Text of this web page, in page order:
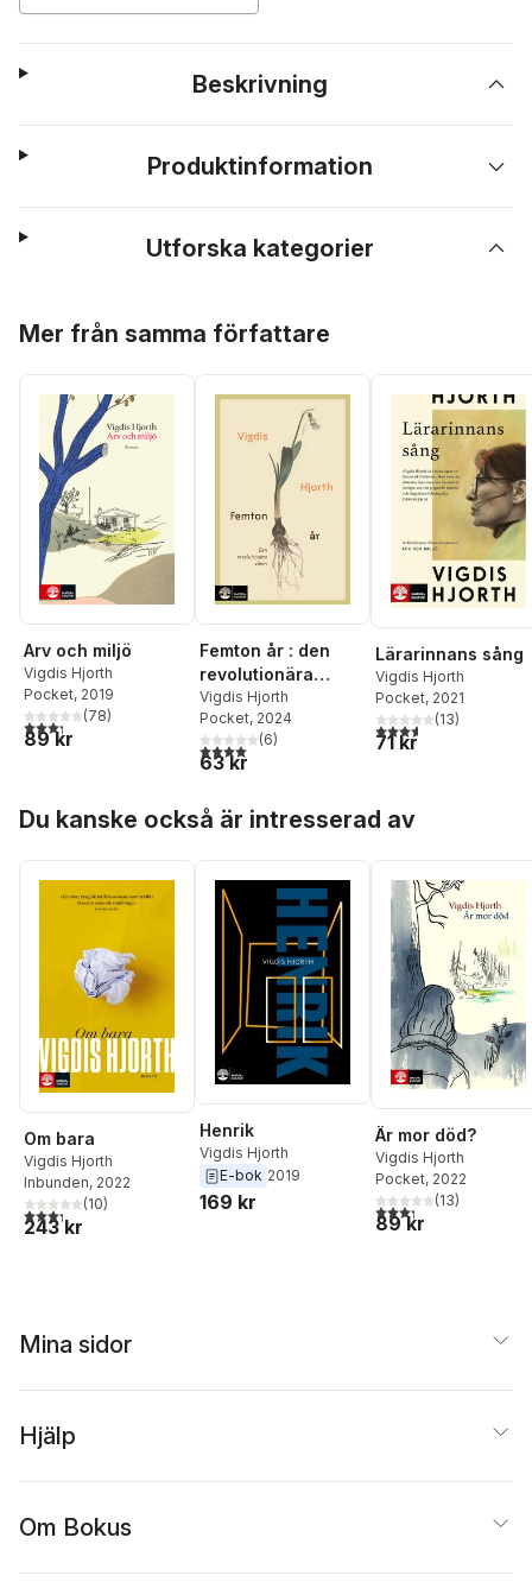
Beskrivning
Produktinformation
Utforska kategorier
Mer från samma författare
Arv och miljö
Vigdis Hjorth
Pocket, 2019
3,3utav 5 stjärnor. Totalt antal röster:
(78)
89 kr
Femton år : den
revolutionära
våren
Vigdis Hjorth
Pocket, 2024
4,0utav 5 stjärnor. Totalt antal röster:
(6)
63 kr
Lärarinnans sång
Vigdis Hjorth
Pocket, 2021
3,6utav 5 stjärnor.
(13)
71 kr
Du kanske också är intresserad av
Om bara
Vigdis Hjorth
Inbunden, 2022
3,3utav 5 stjärnor. Totalt antal röster:
(10)
243 kr
Henrik
Vigdis Hjorth
E-bok 2019
169 kr
Är mor död?
Vigdis Hjorth
Pocket, 2022
3,3utav 5 stjärnor.
(13)
89 kr
Mina sidor
Hjälp
Om Bokus